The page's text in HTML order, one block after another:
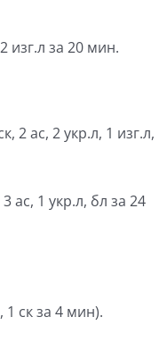
изг.л за 20 мин.
2 ас, 2 укр.л, 1 изг.л,
ас, 1 укр.л, бл за 24
1 ск за 4 мин).